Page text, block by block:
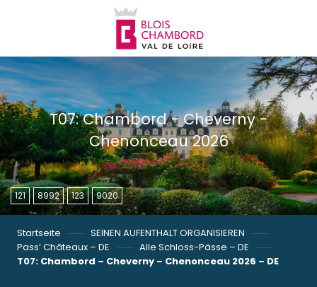
principal
T07: Chambord - Cheverny -
Chenonceau 2026
121 8992 123 9020
Startseite
SEINEN AUFENTHALT ORGANISIEREN
Pass‘ Châteaux – DE
Alle Schloss-Pässe – DE
T07: Chambord – Cheverny – Chenonceau 2026 – DE